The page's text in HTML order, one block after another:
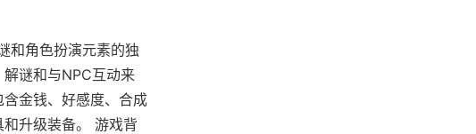
和角色扮演元素的独
谜和与NPC互动来
金钱、好感度、合成
升级装备。 游戏背